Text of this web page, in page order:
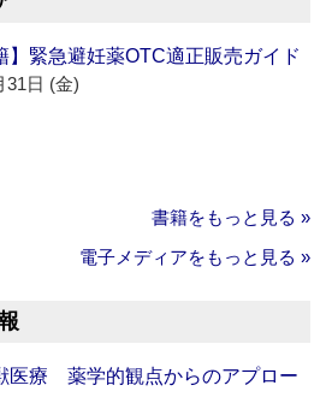
】緊急避妊薬OTC適正販売ガイド
31日 (金)
書籍をもっと見る »
電子メディアをもっと見る »
医療 薬学的観点からのアプロー